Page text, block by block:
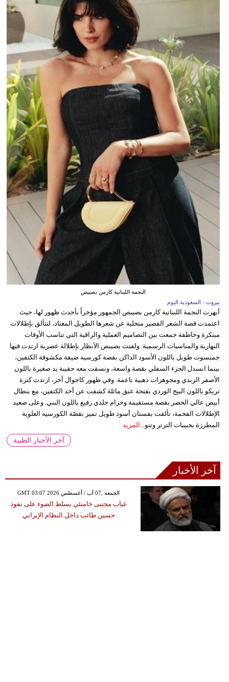
النجمة اللبنانية كارمن بصيبص
بيروت - السعودية اليوم
أبهرت النجمة اللبنانية كارمن بصيبص الجمهور مؤخراً بأحدث ظهور لها، حيث
اعتمدت قصة الشعر القصير متخلية عن شعرها الطويل المعتاد، لتتألق بإطلالات
مبتكرة وخاطفة جمعت بين التصاميم العملية والراقية التي تناسب الأوقات
النهارية والمناسبات الرسمية. ولفتت بصيبص الأنظار بإطلالة عصرية ارتدت فيها
جمبسوت طويل باللون الأسود الداكن بقصة كورسيه ضيقة مكشوفة الكتفين،
بينما انسدل الجزء السفلي بقصة واسعة، ونسقت معه حقيبة يد صغيرة باللون
الأصفر الزبدي ومجوهرات ذهبية ناعمة. وفي ظهور كاجوال آخر، ارتدت كنزة
تريكو باللون البيج الوردي بفتحة عنق مائلة كشفت عن أحد الكتفين، مع بنطال
أبيض عالي الخصر بقصة مستقيمة وحزام جلدي رفيع باللون البني. وعلى صعيد
الإطلالات الفخمة، تألقت بفستان أسود طويل تميز بقصّة الكورسيه العلوية
المطرزة بحبيبات الترتر وتنو...
المزيد
آخر الأخبار الطبية
آخر الأخبار
GMT 03:07 2026 الجمعة ,07 آب / أغسطس
غياب مجتبى خامنئي يسلط الضوء على نفوذ
حسين طائب داخل النظام الإيراني